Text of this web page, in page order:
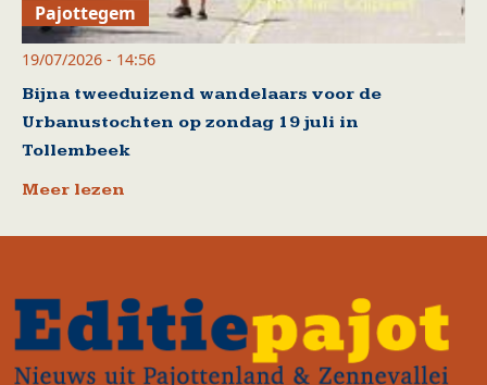
Pajottegem
19/07/2026 - 14:56
Bijna tweeduizend wandelaars voor de
Urbanustochten op zondag 19 juli in
Tollembeek
Meer lezen